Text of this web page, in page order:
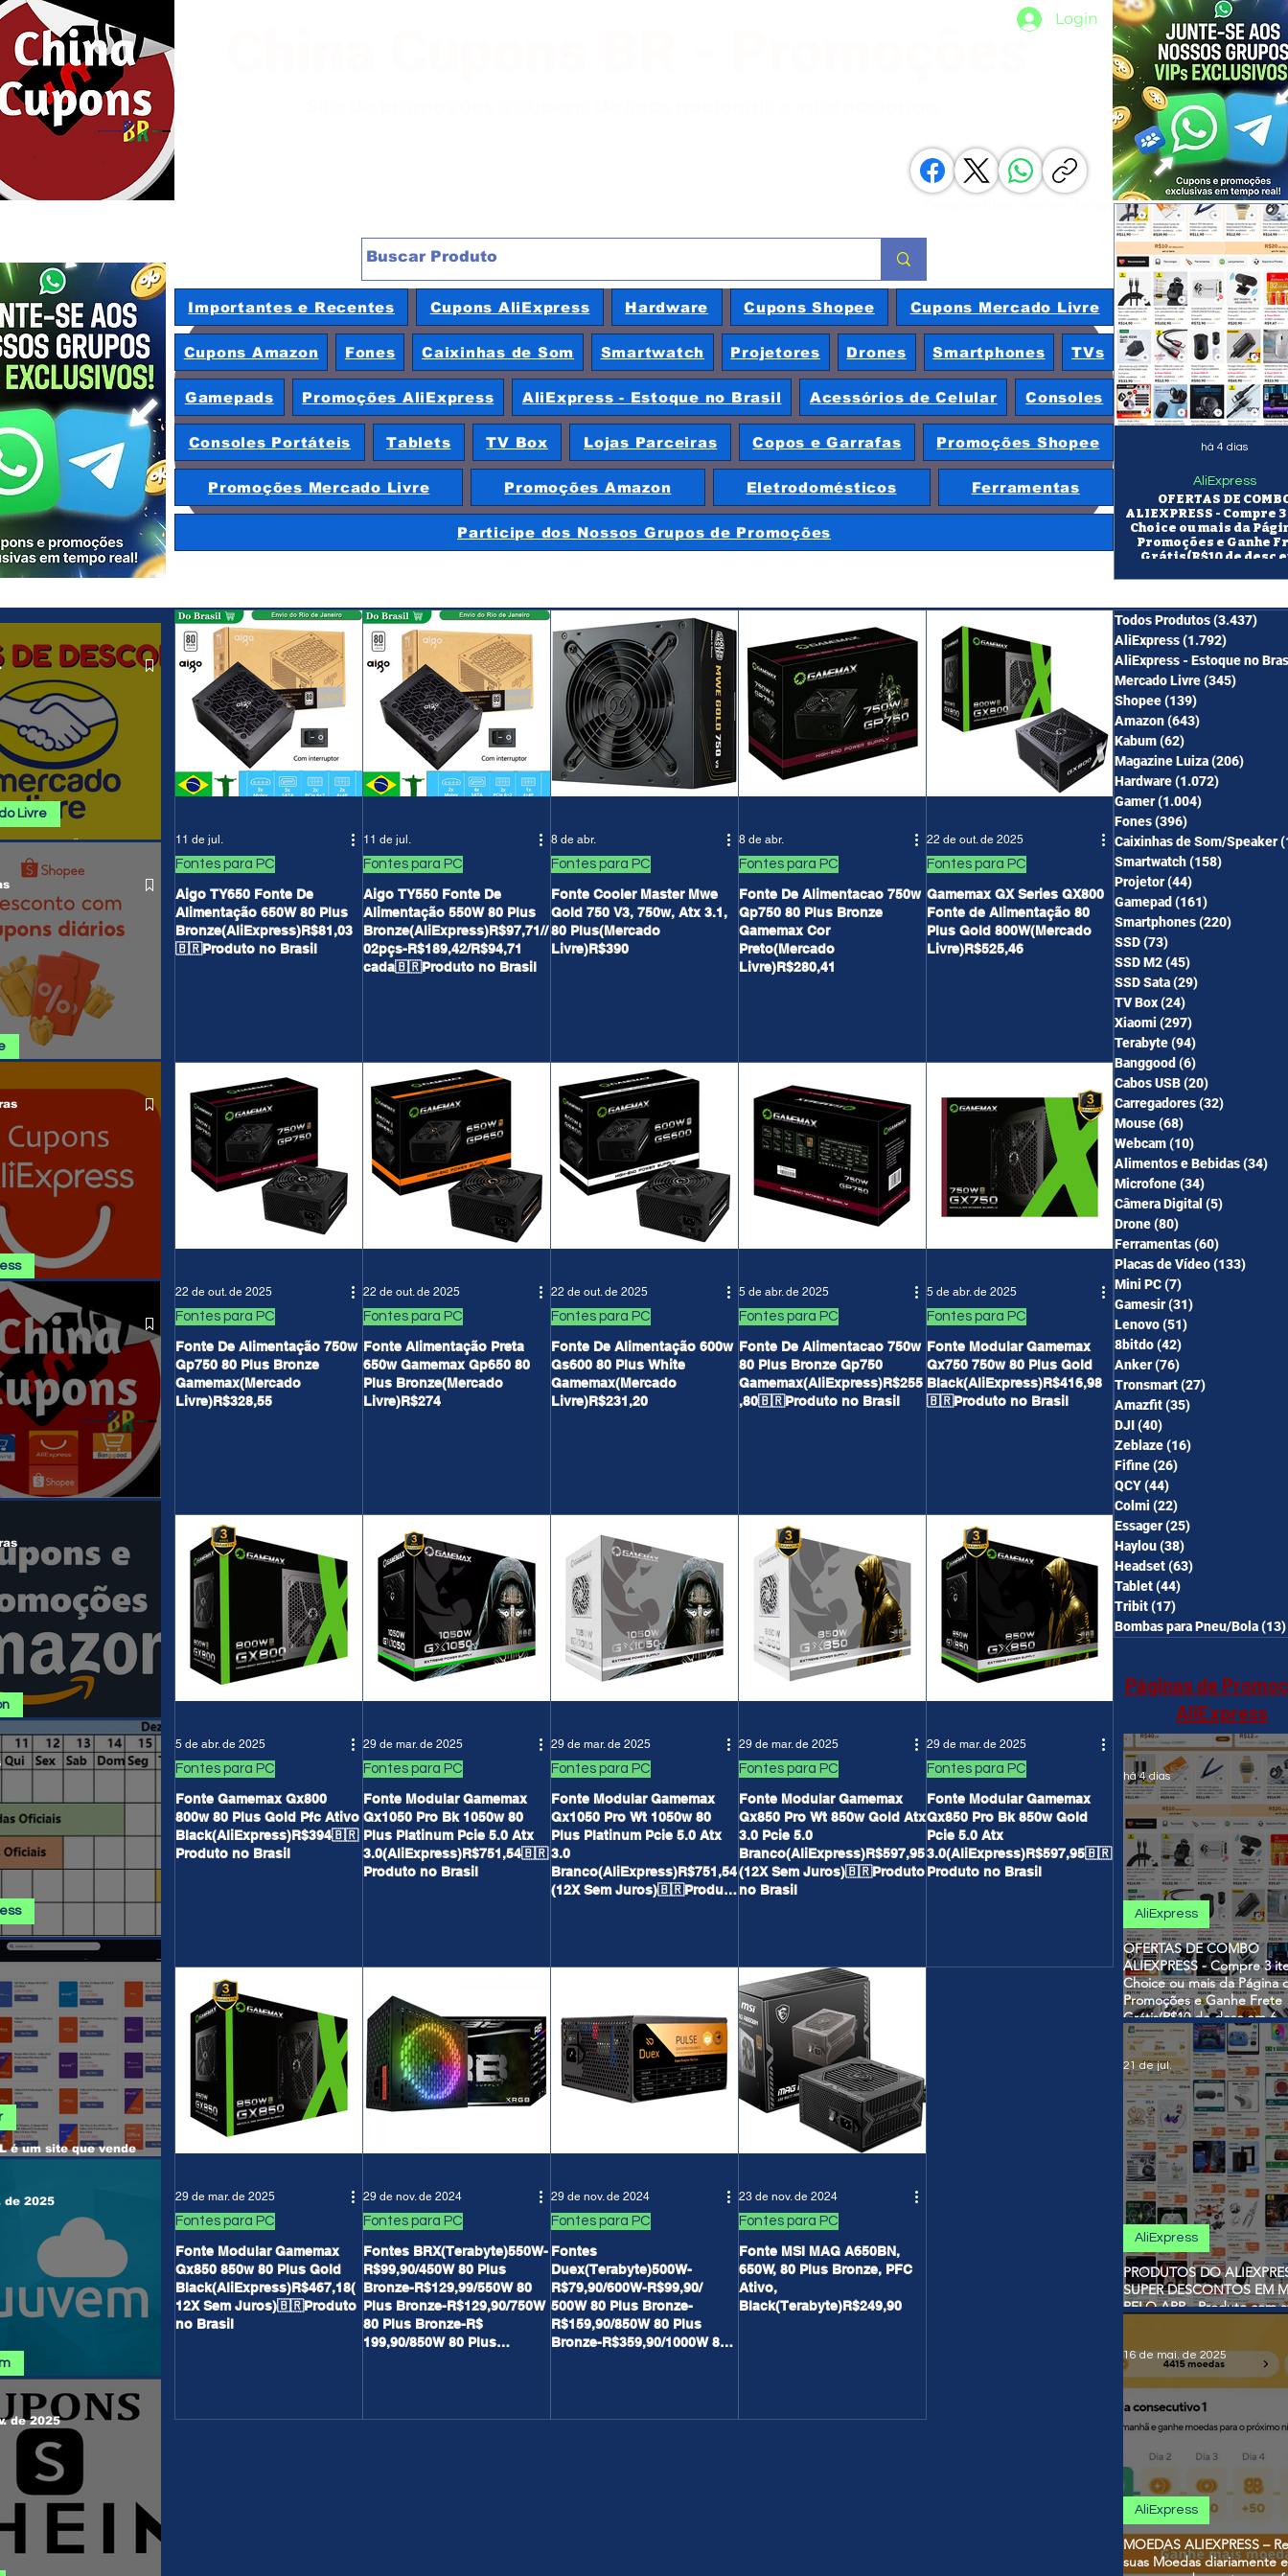
Login
China Cupons BR - Promoções
Compartilhe com os amigos
Importantes e Recentes Cupons AliExpress Hardware Cupons Shopee Cupons Mercado Livre
Cupons Amazon Fones Caixinhas de Som Smartwatch Projetores Drones Smartphones TVs
Gamepads Promoções AliExpress AliExpress - Estoque no Brasil Acessórios de Celular Consoles
Consoles Portáteis Tablets TV Box Lojas Parceiras Copos e Garrafas Promoções Shopee
Promoções Mercado Livre Promoções Amazon Eletrodomésticos Ferramentas
Participe dos Nossos Grupos de Promoções
OFERTAS DE
ALIEXPRESS - Compre
Choice ou mais da
Promoções e Ganhe
Grátis(R$10 de desc
AliExpress
há 4 dias
PROMOÇÕES
LIVRE
Livre
PROMOÇÕES AMAZON
- Calendário de
AGOSTO 2026
é um site que vende
Windows, Office, outros
NUUVEM
de 2025
de 2025
Aigo TY650 Fonte De
Alimentação 650W 80 Plus
Bronze(AliExpress)R$81,03
🇧🇷Produto no Brasil
Fontes para PC
11 de jul.
Aigo TY550 Fonte De
Alimentação 550W 80 Plus
Bronze(AliExpress)R$97,71//
02pçs-R$189,42/R$94,71
cada🇧🇷Produto no Brasil
Fontes para PC
11 de jul.
Fonte Cooler Master Mwe
Gold 750 V3, 750w, Atx 3.1,
80 Plus(Mercado
Livre)R$390
Fontes para PC
8 de abr.
Fonte De Alimentacao 750w
Gp750 80 Plus Bronze
Gamemax Cor
Preto(Mercado
Livre)R$280,41
Fontes para PC
8 de abr.
Gamemax GX Series GX800
Fonte de Alimentação 80
Plus Gold 800W(Mercado
Livre)R$525,46
Fontes para PC
22 de out. de 2025
Fonte De Alimentação 750w
Gp750 80 Plus Bronze
Gamemax(Mercado
Livre)R$328,55
Fontes para PC
22 de out. de 2025
Fonte Alimentação Preta
650w Gamemax Gp650 80
Plus Bronze(Mercado
Livre)R$274
Fontes para PC
22 de out. de 2025
Fonte De Alimentação 600w
Gs600 80 Plus White
Gamemax(Mercado
Livre)R$231,20
Fontes para PC
22 de out. de 2025
Fonte De Alimentacao 750w
80 Plus Bronze Gp750
Gamemax(AliExpress)R$255
,80🇧🇷Produto no Brasil
Fontes para PC
5 de abr. de 2025
Fonte Modular Gamemax
Gx750 750w 80 Plus Gold
Black(AliExpress)R$416,98
🇧🇷Produto no Brasil
Fontes para PC
5 de abr. de 2025
Fonte Gamemax Gx800
800w 80 Plus Gold Pfc Ativo
Black(AliExpress)R$394🇧🇷
Produto no Brasil
Fontes para PC
5 de abr. de 2025
Fonte Modular Gamemax
Gx1050 Pro Bk 1050w 80
Plus Platinum Pcie 5.0 Atx
3.0(AliExpress)R$751,54🇧🇷
Produto no Brasil
Fontes para PC
29 de mar. de 2025
Fonte Modular Gamemax
Gx1050 Pro Wt 1050w 80
Plus Platinum Pcie 5.0 Atx
3.0
Branco(AliExpress)R$751,54
(12X Sem Juros)🇧🇷Produto
Fontes para PC
29 de mar. de 2025
Fonte Modular Gamemax
Gx850 Pro Wt 850w Gold Atx
3.0 Pcie 5.0
Branco(AliExpress)R$597,95
(12X Sem Juros)🇧🇷Produto
no Brasil
Fontes para PC
29 de mar. de 2025
Fonte Modular Gamemax
Gx850 Pro Bk 850w Gold
Pcie 5.0 Atx
3.0(AliExpress)R$597,95🇧🇷
Produto no Brasil
Fontes para PC
29 de mar. de 2025
Fonte Modular Gamemax
Gx850 850w 80 Plus Gold
Black(AliExpress)R$467,18(
12X Sem Juros)🇧🇷Produto
no Brasil
Fontes para PC
29 de mar. de 2025
Fontes BRX(Terabyte)550W-
R$99,90/450W 80 Plus
Bronze-R$129,99/550W 80
Plus Bronze-R$129,90/750W
80 Plus Bronze-R$
199,90/850W 80 Plus
Fontes para PC
29 de nov. de 2024
Fontes
Duex(Terabyte)500W-
R$79,90/600W-R$99,90/
500W 80 Plus Bronze-
R$159,90/850W 80 Plus
Bronze-R$359,90/1000W 80
Fontes para PC
29 de nov. de 2024
Fonte MSI MAG A650BN,
650W, 80 Plus Bronze, PFC
Ativo,
Black(Terabyte)R$249,90
Fontes para PC
23 de nov. de 2024
Todos Produtos(3.437)
AliExpress(1.792)
AliExpress - Estoque no
Mercado Livre(345)
Shopee(139)
Amazon(643)
Kabum(62)
Magazine Luiza(206)
Hardware(1.072)
Gamer(1.004)
Fones(396)
Caixinhas de Som/Speaker
Smartwatch(158)
Projetor(44)
Gamepad (161)
Smartphones(220)
SSD(73)
SSD M2(45)
SSD Sata(29)
TV Box(24)
Xiaomi (297)
Terabyte(94)
Banggood (6)
Cabos USB(20)
Carregadores(32)
Mouse(68)
Webcam(10)
Alimentos e Bebidas(34)
Microfone(34)
Câmera Digital (5)
Drone(80)
Ferramentas(60)
Placas de Vídeo(133)
Mini PC(7)
Gamesir(31)
Lenovo(51)
8bitdo(42)
Anker(76)
Tronsmart(27)
Amazfit(35)
DJI(40)
Zeblaze(16)
Fifine(26)
QCY(44)
Colmi (22)
Essager(25)
Haylou(38)
Headset(63)
Tablet(44)
Tribit(17)
Bombas para Pneu/Bola(13)
Páginas de
AliExpress
OFERTAS DE COMBO
ALIEXPRESS - Compre 3
Choice ou mais da Página
Promoções e Ganhe Frete
Grátis(R$10 de desc em 6
itens/R$25 de desc em 10
OS CUPONS SÃO
COMBO
AliExpress
há 4 dias
PRODUTOS DO
SUPER DESCONTOS EM
PELO APP - Produto com
AliExpress
21 de jul.
MOEDAS ALIEXPRESS –
suas Moedas diariamente
AliExpress
16 de mai. de 2025